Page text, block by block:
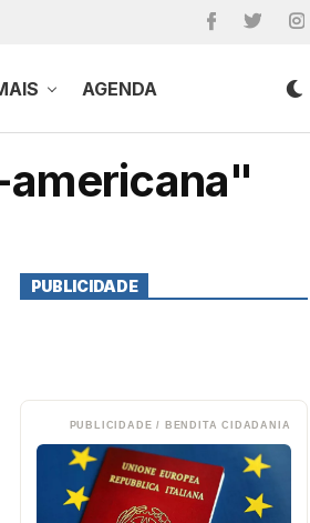
AGENDA
PUBLICIDADE
PUBLICIDADE / BENDITA CIDADANIA